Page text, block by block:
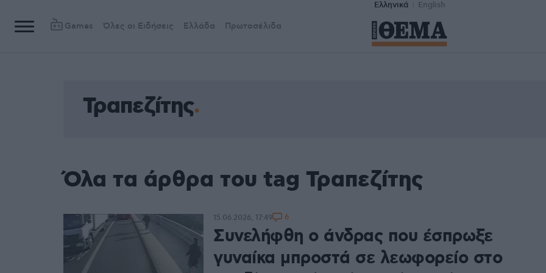
Ελληνικά English
Games Όλες οι Ειδήσεις Ελλάδα Πρωτοσέλιδα
Τραπεζίτης
Όλα τα άρθρα του tag Τραπεζίτης
Συνελήφθη ο άνδρας που έσπρωξε
γυναίκα μπροστά σε λεωφορείο στο
15.06.2026, 17:49 6